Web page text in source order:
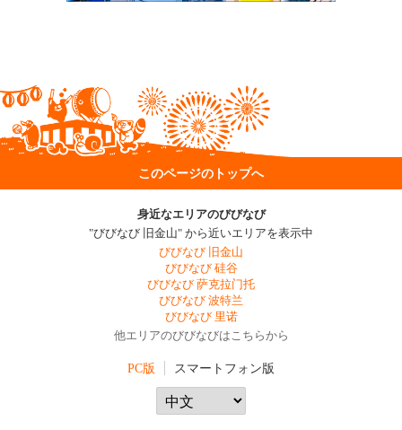
このページのトップへ
身近なエリアのびびなび
"びびなび 旧金山" から近いエリアを表示中
びびなび 旧金山
びびなび 硅谷
びびなび 萨克拉门托
びびなび 波特兰
びびなび 里诺
他エリアのびびなびはこちらから
PC版 スマートフォン版